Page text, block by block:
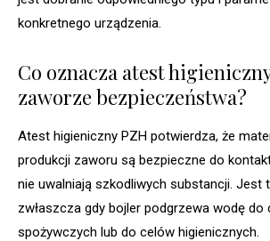
konkretnego urządzenia.
Co oznacza atest
zaworze bezpieczeństwa?
Atest higieniczny PZH potwierdza, że
produkcji zaworu są bezpieczne do
nie uwalniają szkodliwych substancji. Jest
zwłaszcza gdy bojler podgrzewa wodę do
spożywczych lub do celów higienicznych.